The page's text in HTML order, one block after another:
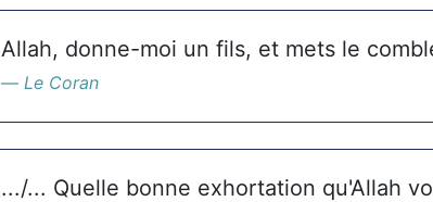
Allah, donne-moi un fils, et mets le
Le Coran
.../... Quelle bonne exhortation qu'Allah